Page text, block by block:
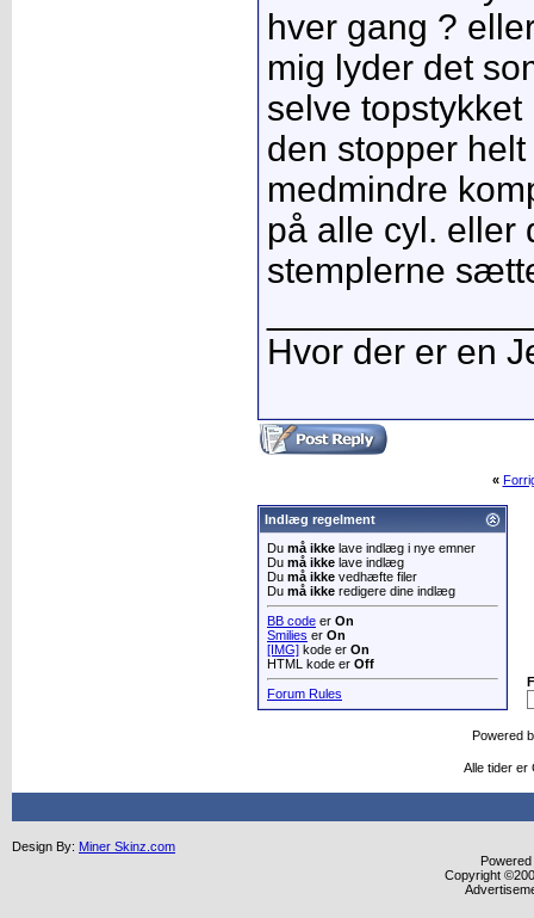
hver gang ?
mig lyder det
selve
den stopper
medmindre
på alle cyl. eller
stemplerne
Hvor der er en
«
Indlæg regelment
Du må ikke lave indlæg i nye emner
Du må ikke lave indlæg
Du må ikke vedhæfte filer
Du må ikke redigere dine indlæg
BB code er On
Smilies er On
[IMG] kode er On
HTML kode er Off
Forum Rules
Powered
Alle tider er
Design By: Miner Skinz.com
Copyright